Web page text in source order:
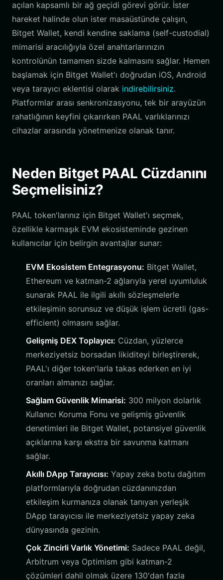
açılan kapsamlı bir ağ geçidi görevi görür. İster
hareket halinde olun ister masaüstünde çalışın,
Bitget Wallet, kendi kendine saklama (self-custodial)
mimarisi aracılığıyla özel anahtarlarınızın
kontrolünün tamamen sizde kalmasını sağlar. Hemen
başlamak için Bitget Wallet'ı doğrudan iOS, Android
veya tarayıcı eklentisi olarak indirebilirsiniz.
Platformlar arası senkronizasyonu, tek bir arayüzün
rahatlığının keyfini çıkarırken PAAL varlıklarınızı
cihazlar arasında yönetmenize olanak tanır.
Neden Bitget PAAL Cüzdanını
Seçmelisiniz?
PAAL token'larınız için Bitget Wallet'ı seçmek,
özellikle karmaşık EVM ekosisteminde gezinen
kullanıcılar için belirgin avantajlar sunar:
EVM Ekosistem Entegrasyonu: Bitget Wallet,
Ethereum ve katman-2 ağlarıyla yerel uyumluluk
sunarak PAAL ile ilgili akıllı sözleşmelerle
etkileşimin sorunsuz ve düşük işlem ücretli (gas-
efficient) olmasını sağlar.
Gelişmiş DEX Toplayıcı: Cüzdan, yüzlerce
merkeziyetsiz borsadan likiditeyi birleştirerek,
PAAL'ı diğer token'larla takas ederken en iyi
oranları almanızı sağlar.
Sağlam Güvenlik Mimarisi: 300 milyon dolarlık
Kullanıcı Koruma Fonu ve gelişmiş güvenlik
denetimleri ile Bitget Wallet, potansiyel güvenlik
açıklarına karşı ekstra bir savunma katmanı
sağlar.
Akıllı DApp Tarayıcısı: Yapay zeka botu dağıtım
platformlarıyla doğrudan cüzdanınızdan
etkileşim kurmanıza olanak tanıyan yerleşik
DApp tarayıcısı ile merkeziyetsiz yapay zeka
dünyasında gezinin.
Çok Zincirli Varlık Yönetimi: Sadece PAAL değil,
Arbitrum veya Optimism gibi katman-2
çözümleri dahil olmak üzere 130'dan fazla